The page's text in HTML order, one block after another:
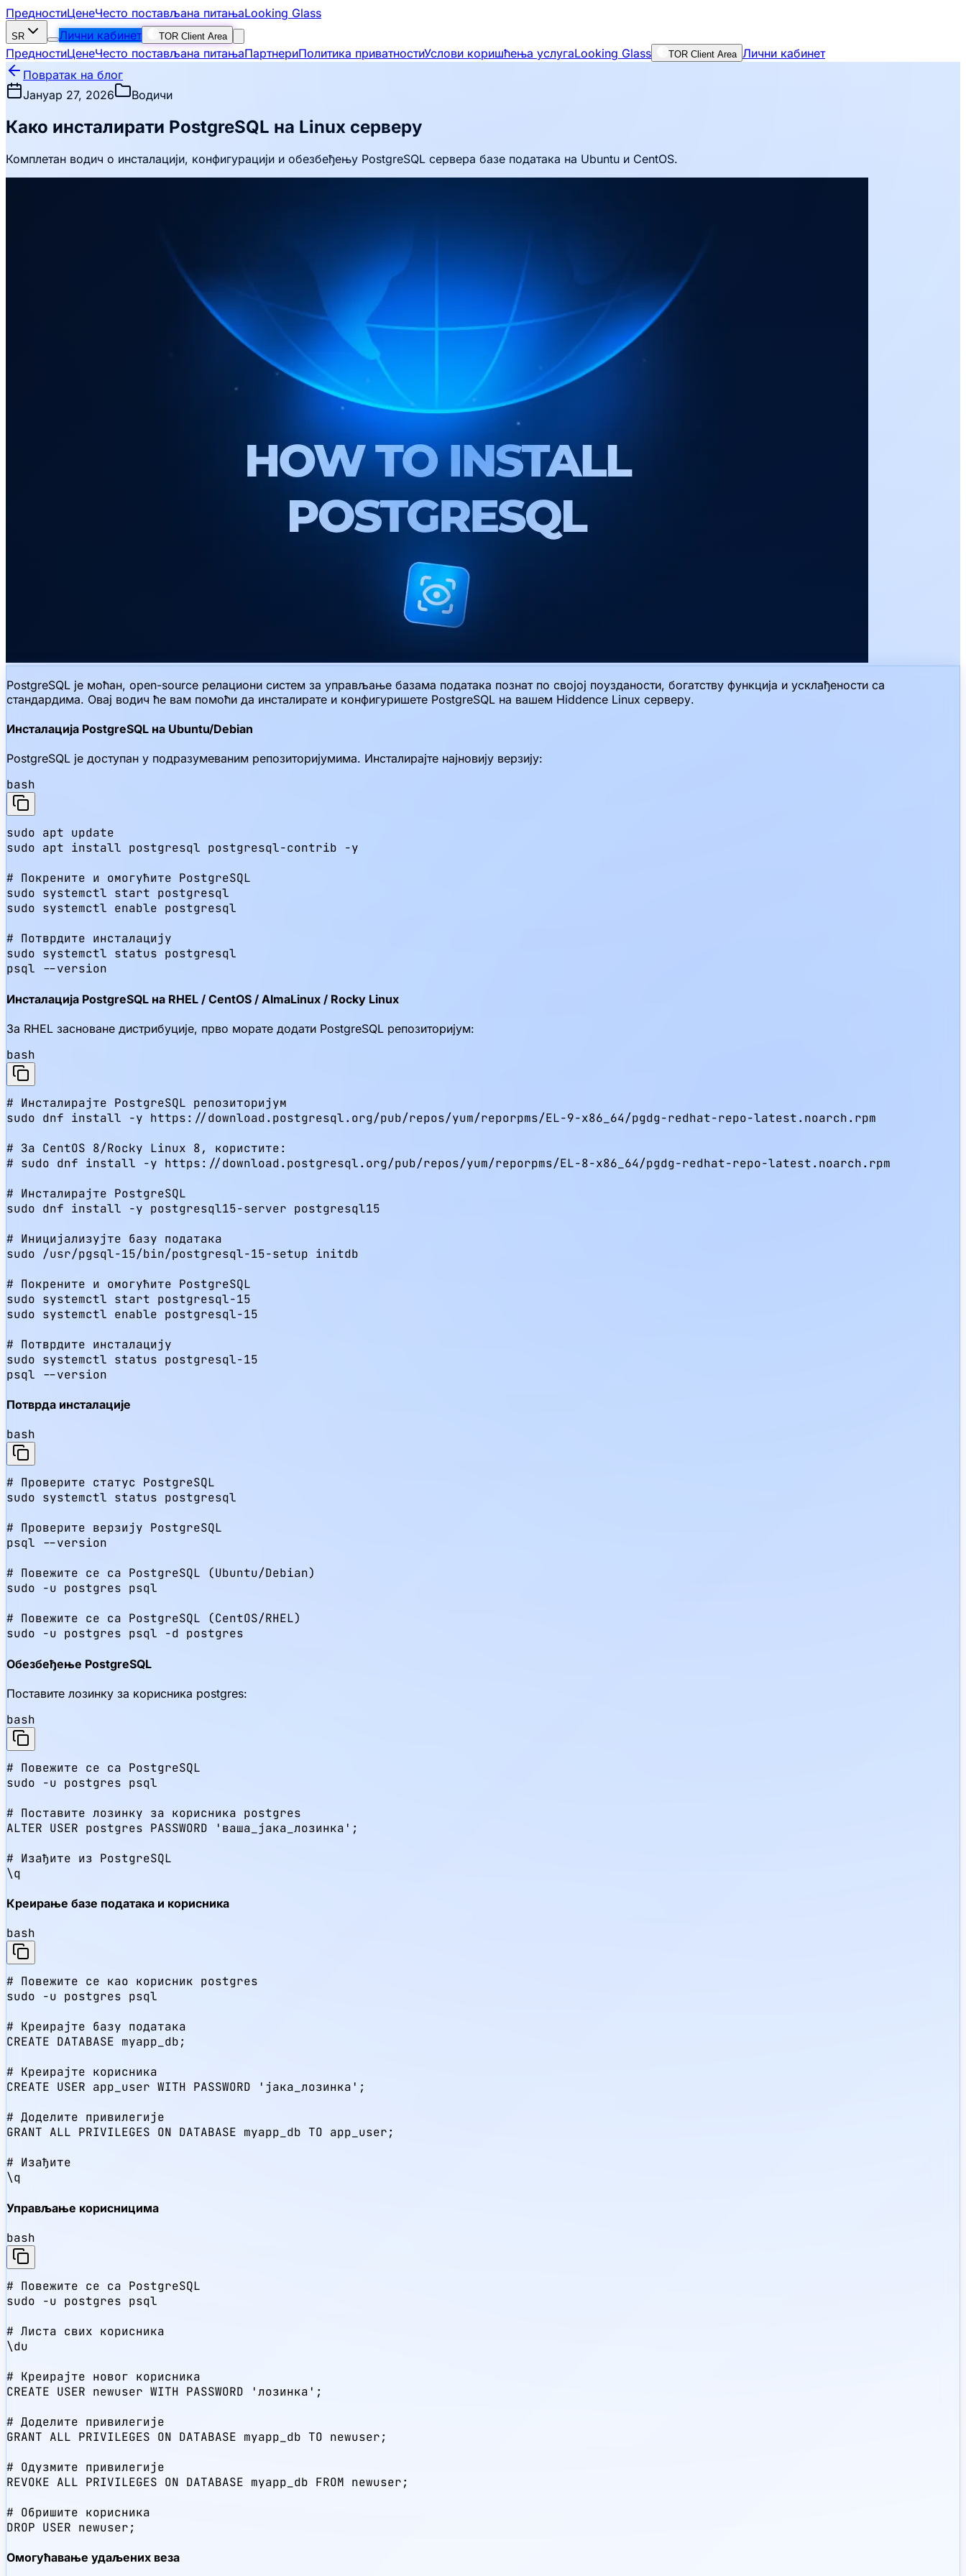
ПредностиЦенеЧесто постављана питањаLooking Glass
SR Лични кабинет TOR Client Area
ПредностиЦенеЧесто постављана питањаПартнериПолитика приватностиУслови коришћења услугаLooking Glass TOR Client Area Лични кабинет
Повратак на блог
Јануар 27, 2026
Водичи
Како инсталирати PostgreSQL на Linux серверу
Комплетан водич о инсталацији, конфигурацији и обезбеђењу PostgreSQL сервера базе података на Ubuntu и CentOS.
PostgreSQL је моћан, open-source релациони систем за управљање базама података познат по својој поузданости, богатству функција и усклађености са
стандардима. Овај водич ће вам помоћи да инсталирате и конфигуришете PostgreSQL на вашем Hiddence Linux серверу.
Инсталација PostgreSQL на Ubuntu/Debian
PostgreSQL је доступан у подразумеваним репозиторијумима. Инсталирајте најновију верзију:
bash
sudo apt update
sudo apt install postgresql postgresql-contrib -y
# Покрените и омогућите PostgreSQL
sudo systemctl start postgresql
sudo systemctl enable postgresql
# Потврдите инсталацију
sudo systemctl status postgresql
psql --version
Инсталација PostgreSQL на RHEL / CentOS / AlmaLinux / Rocky Linux
За RHEL засноване дистрибуције, прво морате додати PostgreSQL репозиторијум:
bash
# Инсталирајте PostgreSQL репозиторијум
sudo dnf install -y https://download.postgresql.org/pub/repos/yum/reporpms/EL-9-x86_64/pgdg-redhat-repo-latest.noarch.rpm
# За CentOS 8/Rocky Linux 8, користите:
# sudo dnf install -y https://download.postgresql.org/pub/repos/yum/reporpms/EL-8-x86_64/pgdg-redhat-repo-latest.noarch.rpm
# Инсталирајте PostgreSQL
sudo dnf install -y postgresql15-server postgresql15
# Иницијализујте базу података
sudo /usr/pgsql-15/bin/postgresql-15-setup initdb
# Покрените и омогућите PostgreSQL
sudo systemctl start postgresql-15
sudo systemctl enable postgresql-15
# Потврдите инсталацију
sudo systemctl status postgresql-15
psql --version
Потврда инсталације
bash
# Проверите статус PostgreSQL
sudo systemctl status postgresql
# Проверите верзију PostgreSQL
psql --version
# Повежите се са PostgreSQL (Ubuntu/Debian)
sudo -u postgres psql
# Повежите се са PostgreSQL (CentOS/RHEL)
sudo -u postgres psql -d postgres
Обезбеђење PostgreSQL
Поставите лозинку за корисника postgres:
bash
# Повежите се са PostgreSQL
sudo -u postgres psql
# Поставите лозинку за корисника postgres
ALTER USER postgres PASSWORD 'ваша_јака_лозинка';
# Изађите из PostgreSQL
\q
Креирање базе података и корисника
bash
# Повежите се као корисник postgres
sudo -u postgres psql
# Креирајте базу података
CREATE DATABASE myapp_db;
# Креирајте корисника
CREATE USER app_user WITH PASSWORD 'јака_лозинка';
# Доделите привилегије
GRANT ALL PRIVILEGES ON DATABASE myapp_db TO app_user;
# Изађите
\q
Управљање корисницима
bash
# Повежите се са PostgreSQL
sudo -u postgres psql
# Листа свих корисника
\du
# Креирајте новог корисника
CREATE USER newuser WITH PASSWORD 'лозинка';
# Доделите привилегије
GRANT ALL PRIVILEGES ON DATABASE myapp_db TO newuser;
# Одузмите привилегије
REVOKE ALL PRIVILEGES ON DATABASE myapp_db FROM newuser;
# Обришите корисника
DROP USER newuser;
Омогућавање удаљених веза